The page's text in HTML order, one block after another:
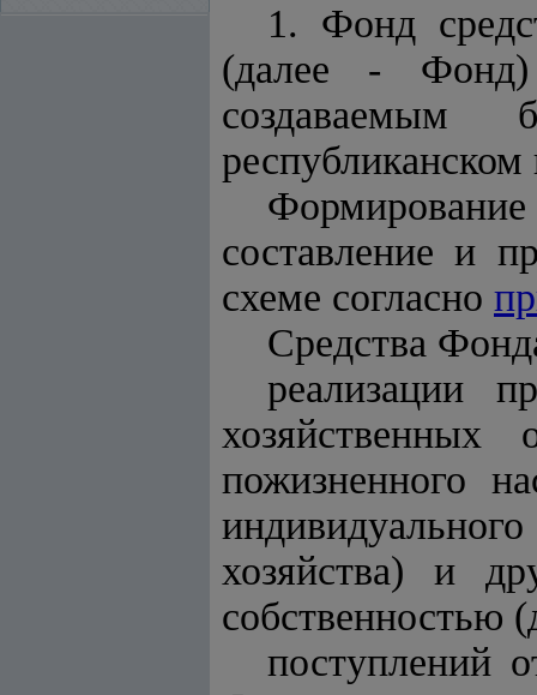
1. Фонд
(далее - Фонд)
создаваемым
составление и
схеме согласно
Средства
реализации
пожизненного
хозяйства) и
собственностью
поступлений